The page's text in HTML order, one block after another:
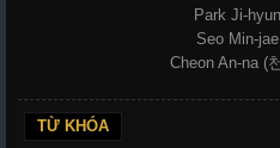
Park Ji-
Seo Min-
Cheon An-na (
TỪ KHÓA